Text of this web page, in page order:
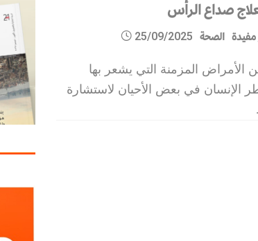
صداع الرأس
مفيدة الصحة 25/09/2025
الأمراض المزمنة التي يشعر بها
الإنسان في بعض الأحيان لاستشارة